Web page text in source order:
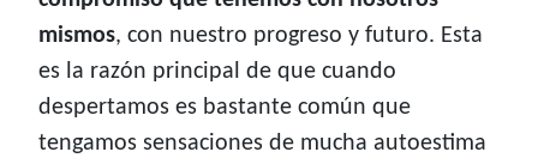
mismos, con nuestro progreso y futuro. Esta
es la razón principal de que cuando
despertamos es bastante común que
tengamos sensaciones de mucha autoestima